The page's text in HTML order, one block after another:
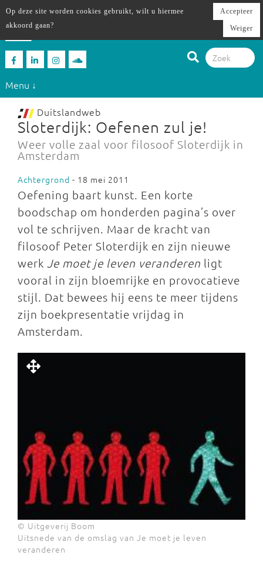
Menu ↓
Duitslandweb
Sloterdijk: Oefenen zul je!
Weer volle zaal voor filosoof Sloterdijk in
Amsterdam
Achtergrond - 18 mei 2011
Oefening baart kunst. Een korte
boodschap om honderden pagina’s over
vol te schrijven. Maar de kracht van
filosoof Peter Sloterdijk en zijn nieuwe
werk Je moet je leven veranderen ligt
vooral in zijn bloemrijke en provocatieve
stijl. Dat bewees hij eens te meer tijdens
zijn boekpresentatie vrijdag in
Amsterdam.
© Uitgeverij Boom
Uitsnede van de omslag van Je moet je leven
veranderen
Op deze site worden cookies gebruikt, wilt u hiermee
akkoord gaan?
Accepteer
Weiger